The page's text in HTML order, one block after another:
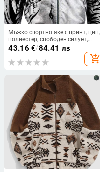
Мъжко спортно яке с принт, цип,
полиестер, свободен силует,
дълъг ръкав
43.16 €/84.41 лв
add_shopping_cart